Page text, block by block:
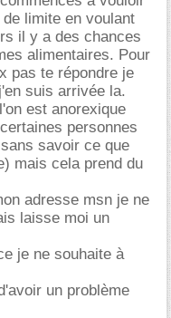
limite en voulant
il y a des chances
alimentaires. Pour
pas te répondre je
suis arrivée la.
est anorexique
personnes
savoir ce que
mais cela prend du
adresse msn je ne
laisse moi un
je ne souhaite à
un problème